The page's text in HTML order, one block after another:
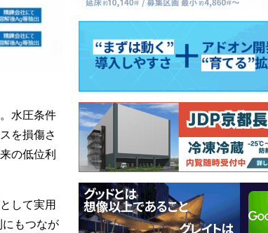
水圧条件
を損傷さ
の低位利
して実用
もつなが